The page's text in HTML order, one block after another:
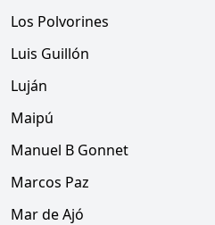
Los Polvorines
Luis Guillón
Luján
Maipú
Manuel B Gonnet
Marcos Paz
Mar de Ajó